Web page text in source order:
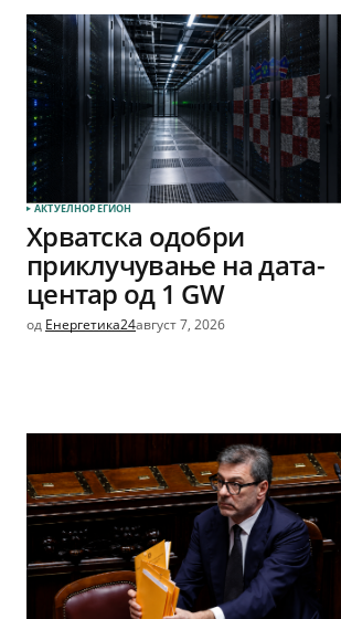
АКТУЕЛНОРЕГИОН
Хрватска одобри
приклучување на дата-
центар од 1 GW
од Енергетика24август 7, 2026